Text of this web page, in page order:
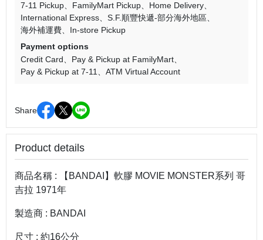
7-11 Pickup
FamilyMart Pickup
Home Delivery
International Express
S.F.順豐快遞-部分海外地區
海外補運費
In-store Pickup
Payment options
Credit Card
Pay & Pickup at FamilyMart
Pay & Pickup at 7-11
ATM Virtual Account
Share
Product details
商品名稱 : 【BANDAI】軟膠 MOVIE MONSTER系列 哥
吉拉 1971年
製造商 : BANDAI
尺寸 : 約16公分